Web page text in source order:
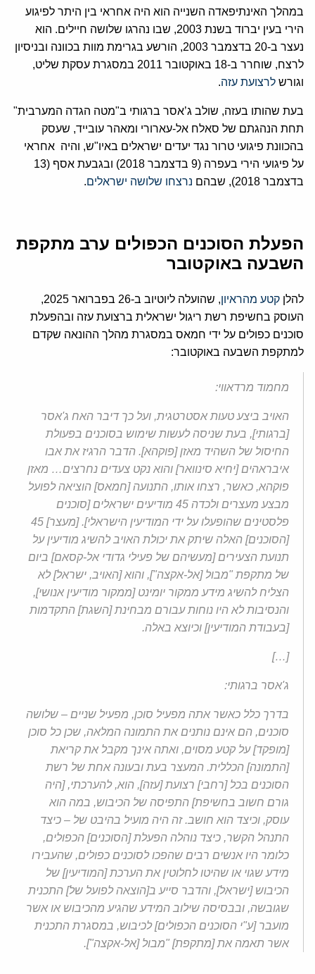
במהלך האינתיפאדה השנייה הוא היה אחראי בין היתר לפיגוע
הירי בעין יברוד בשנת 2003, שבו נהרגו שלושה חיילים. הוא
נעצר ב-20 בדצמבר 2003, הורשע בגרימת מוות בכוונה ובניסיון
לרצח, שוחרר ב-18 באוקטובר 2011 במסגרת עסקת שליט,
וגורש לרצועת עזה.
בעת שהותו בעזה, שולב ג’אסר ברגותי ב"מטה הגדה המערבית"
תחת הנהגתם של סאלח אל-עארורי ומאהר עובייד, שעסק
בהכוונת פיגועי טרור נגד יעדים ישראלים באיו"ש, והיה אחראי
על פיגועי הירי בעפרה (9 בדצמבר 2018) ובגבעת אסף (13
בדצמבר 2018), שבהם
נרצחו שלושה ישראלים.
הפעלת הסוכנים הכפולים ערב מתקפת
השבעה באוקטובר
להלן קטע מהראיון
, שהועלה ליוטיוב ב-26 בפברואר 2025,
העוסק בחשיפת רשת ריגול ישראלית ברצועת עזה ובהפעלת
סוכנים כפולים על ידי חמאס במסגרת מהלך ההונאה שקדם
למתקפת השבעה באוקטובר:
מחמוד מרדאווי:
האויב ביצע טעות אסטרטגית, ועל כך דיבר האח ג'אסר
[ברגותי], בעת שניסה לעשות שימוש בסוכנים בפעולת
החיסול של השהיד מאזן [פוקהא]. הדבר הרגיז את אבו
איבראהים [יחיא סינוואר] והוא נקט צעדים נחרצים… מאזן
פוקהא, כאשר, רצחו אותו, התנועה [חמאס] הוציאה לפועל
מבצע מעצרים ולכדה 45 מודיעים ישראלים [סוכנים
פלסטינים שהופעלו על ידי המודיעין הישראלי]. [מעצר] 45
[הסוכנים] האלה שיתק את יכולת האויב להשיג מודיעין על
תנועת הצעירים [מעשיהם של פעילי גדודי אל-קסאם] ביום
של מתקפת "מבול [אל-אקצה"], והוא [האויב, ישראל] לא
הצליח להשיג מידע ממקור יומינט [ממקור מודיעין אנושי],
והנסיבות לא היו נוחות עבורם מבחינת [השגת] התקדמות
[בעבודת המודיעין] וכיוצא באלה.
[…]
ג'אסר ברגותי:
בדרך כלל כאשר אתה מפעיל סוכן, מפעיל שניים – שלושה
סוכנים, הם אינם נותנים את התמונה המלאה, שכן כל סוכן
[מופקד] על קטע מסוים, ואתה אינך מקבל את קריאת
[התמונה] הכללית. המעצר בעת ובעונה אחת של רשת
הסוכנים בכל [רחבי] רצועת [עזה], הוא, להערכתי, [היה
גורם חשוב בחשיפת] התפיסה של הכיבוש, במה הוא
עוסק, וכיצד הוא חושב. זה היה מועיל בהיבט של – כיצד
התנהל הקשר, כיצד נוהלה הפעלת [הסוכנים] הכפולים,
כלומר היו אנשים רבים שהפכו לסוכנים כפולים, שהעבירו
מידע שגוי או שהיטו לחלוטין את הערכת [המודיעין] של
הכיבוש [ישראל], והדבר סייע ב[הוצאה לפועל של] התכנית
שגובשה, ובבסיסה שילוב המידע שהגיע מהכיבוש או אשר
מועבר [ע"י הסוכנים הכפולים] לכיבוש, במסגרת התכנית
אשר תאמה את [מתקפת] "מבול [אל-אקצה"].